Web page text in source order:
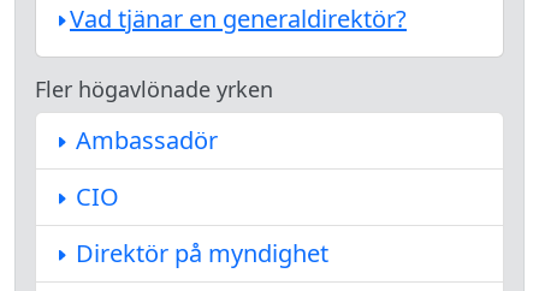
Vad tjänar en generaldirektör?
Fler högavlönade yrken
Ambassadör
CIO
Direktör på myndighet